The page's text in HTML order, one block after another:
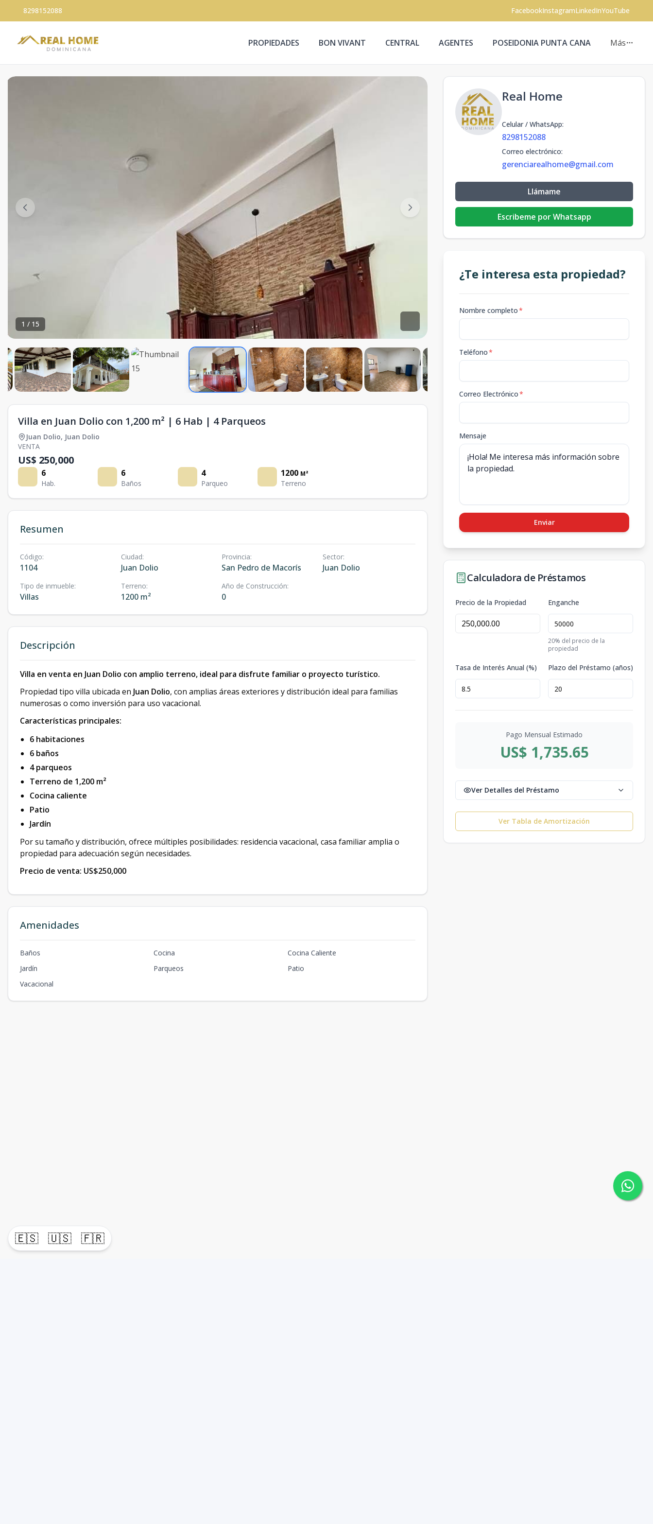
🇪🇸 🇺🇸 🇫🇷
8298152088 FacebookInstagramLinkedInYouTube
PROPIEDADES BON VIVANT CENTRAL AGENTES POSEIDONIA PUNTA CANA Más
1 / 15
Villa en Juan Dolio con 1,200 m² | 6 Hab | 4 Parqueos
Juan Dolio, Juan Dolio
VENTA
US$ 250,000
6
Hab.
6
Baños
4
Parqueo
1200 M²
Terreno
Resumen
Código:
1104
Ciudad:
Juan Dolio
Provincia:
San Pedro de Macorís
Sector:
Juan Dolio
Tipo de inmueble:
Villas
Terreno:
1200 m²
Año de Construcción:
0
Descripción
Villa en venta en Juan Dolio con amplio terreno, ideal para disfrute familiar o proyecto turístico.
Propiedad tipo villa ubicada en Juan Dolio, con amplias áreas exteriores y distribución ideal para familias
numerosas o como inversión para uso vacacional.
Características principales:
6 habitaciones
6 baños
4 parqueos
Terreno de 1,200 m²
Cocina caliente
Patio
Jardín
Por su tamaño y distribución, ofrece múltiples posibilidades: residencia vacacional, casa familiar amplia o
propiedad para adecuación según necesidades.
Precio de venta: US$250,000
Amenidades
Baños Cocina
Cocina Caliente
Jardín
Parqueos
Patio
Vacacional
Real Home
Celular / WhatsApp:
8298152088
Correo electrónico:
gerenciarealhome@gmail.com
Llámame
Escribeme por Whatsapp
¿Te interesa esta propiedad?
Nombre completo*
Teléfono*
Correo Electrónico*
Mensaje
Enviar
Calculadora de Préstamos
Precio de la Propiedad Enganche
20% del precio de la
propiedad
Tasa de Interés Anual (%) Plazo del Préstamo (años)
Pago Mensual Estimado
US$ 1,735.65
Ver Detalles del Préstamo
Ver Tabla de Amortización